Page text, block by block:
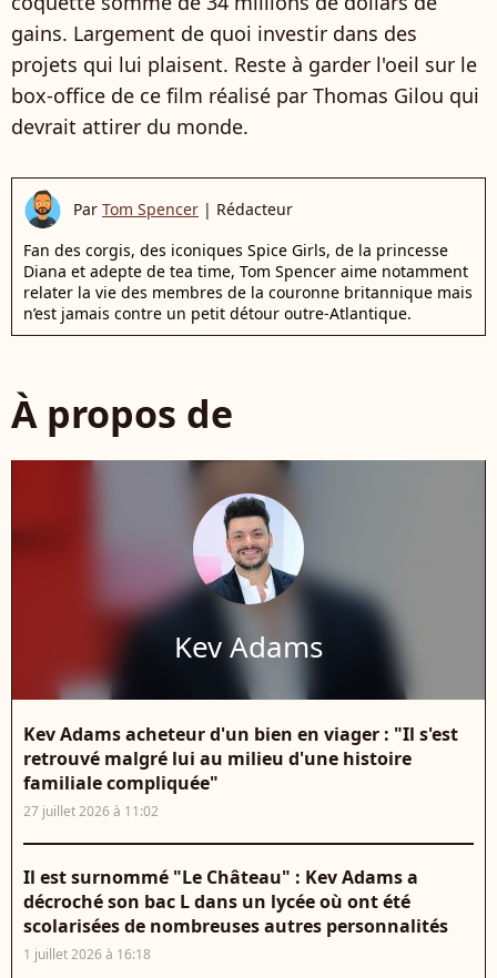
gains. Largement de quoi investir dans des
projets qui lui plaisent. Reste à garder l'oeil sur le
box-office de ce film réalisé par Thomas Gilou qui
devrait attirer du monde.
Par Tom Spencer | Rédacteur
Fan des corgis, des iconiques Spice Girls, de la princesse
Diana et adepte de tea time, Tom Spencer aime notamment
relater la vie des membres de la couronne britannique mais
n’est jamais contre un petit détour outre-Atlantique.
À propos de
Kev Adams
Kev Adams acheteur d'un bien en viager : "Il s'est
retrouvé malgré lui au milieu d'une histoire
familiale compliquée"
27 juillet 2026 à 11:02
Il est surnommé "Le Château" : Kev Adams a
décroché son bac L dans un lycée où ont été
scolarisées de nombreuses autres personnalités
1 juillet 2026 à 16:18